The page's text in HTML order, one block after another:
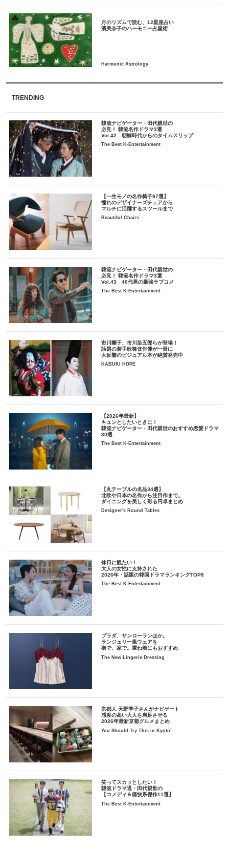
月のリズムで読む、12星座占い
TRENDING
韓流ナビゲーター・田代親世の
必見！ 韓流名作ドラマ3選
Vol.42 朝鮮時代からのタイムスリップ
The Best K-Entertainment
【一生モノの名作椅子97選】
憧れのデザイナーズチェアから
マルチに活躍するスツールまで
Beautiful Chairs
韓流ナビゲーター・田代親世の
必見！ 韓流名作ドラマ3選
Vol.43 40代男の最強ラブコメ
The Best K-Entertainment
市川團子、市川染五郎らが登場！
話題の若手歌舞伎俳優が一冊に
大反響のビジュアル本が絶賛発売中
KABUKI HOPE
【2026年最新】
キュンとしたいときに！
韓流ナビゲーター・田代親世のおすすめ恋愛ドラマ
30選
The Best K-Entertainment
【丸テーブルの名品34選】
北欧や日本の名作から注目作まで。
ダイニングを美しく彩る円卓まとめ
Designer's Round Tables
休日に観たい！
大人の女性に支持された
2026年・話題の韓国ドラマランキングTOP8
The Best K-Entertainment
プラダ、サンローランほか。
ランジェリー風ウェアを
街で、家で。重ね着にもおすすめ
The New Lingerie Dressing
京都人 天野準子さんがナビゲート
感度の高い大人を満足させる
2026年最新京都グルメまとめ
You Should Try This in Kyoto!
笑ってスカッとしたい！
韓流ドラマ通・田代親世の
【コメディ＆痛快系傑作11選】
The Best K-Entertainment